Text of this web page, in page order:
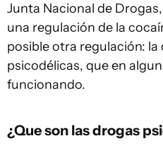
Junta Nacional de
una regulación de la
posible otra regulación: la
psicodélicas, que en
funcionando.
¿Que son las drogas